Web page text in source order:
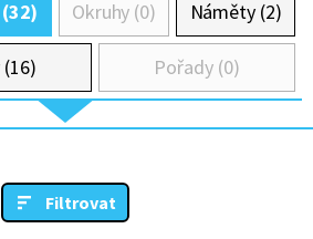
Okruhy (0) Náměty (2)
Pořady (0)
Filtrovat